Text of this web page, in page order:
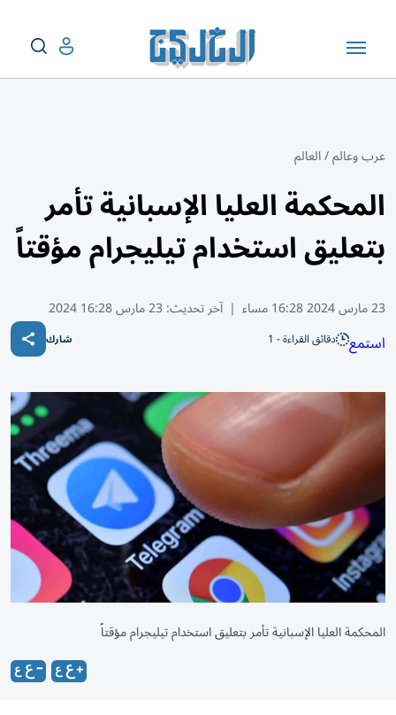
عرب وعالم/العالم
المحكمة العليا الإسبانية تأمر
بتعليق استخدام تيليجرام مؤقتاً
23 مارس 2024 16:28 مساء | آخر تحديث: 23 مارس 16:28 2024
استمع دقائق القراءة - 1 شارك
المحكمة العليا الإسبانية تأمر بتعليق استخدام تيليجرام مؤقتاً